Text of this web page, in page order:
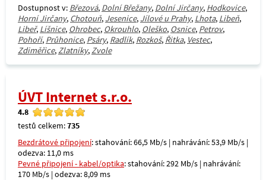
Dostupnost v: Březová, Dolní Břežany, Dolní Jirčany, Hodkovice,
Horní Jirčany, Chotouň, Jesenice, Jílové u Prahy, Lhota, Libeň,
Libeř, Líšnice, Ohrobec, Okrouhlo, Oleško, Osnice, Petrov,
Pohoří, Průhonice, Psáry, Radlík, Rozkoš, Řitka, Vestec,
Zdiměřice,Zlatníky,Zvole
ÚVT Internet s.r.o.
4.8
testů celkem:735
Bezdrátové připojení: stahování: 66,5 Mb/s | nahrávání: 53,9 Mb/s |
odezva: 11,0 ms
Pevné připojení - kabel/optika: stahování: 292 Mb/s | nahrávání:
170 Mb/s | odezva: 8,09 ms